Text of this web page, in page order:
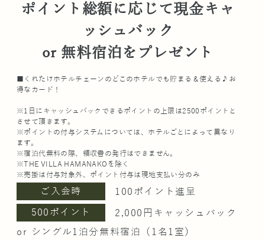
ポイント総額に応じて現金キャ
ッシュバック
or 無料宿泊をプレゼント
■くれたけホテルチェーンのどこのホテルでも貯まる＆使える♪お
得なカード！
※1日にキャッシュバックできるポイントの上限は2500ポイントと
させて頂きます。
※ポイントの付与システムについては、ホテルごとによって異なり
ます。
※宿泊代無料の際、領収書の発行はできません。
※THE VILLA HAMANAKOを除く
※売掛は付与対象外、ポイント付与は現地支払い分のみ
ご入会時
100ポイント進呈
500ポイント
2,000円キャッシュバック
or シングル1泊分無料宿泊（1名1室）